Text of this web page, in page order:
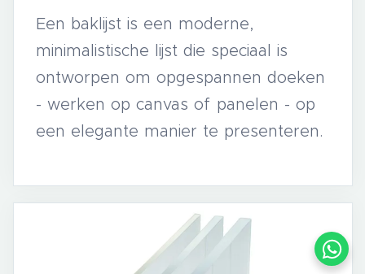
Een baklijst is een moderne,
minimalistische lijst die speciaal is
ontworpen om opgespannen doeken
- werken op canvas of panelen - op
een elegante manier te presenteren.